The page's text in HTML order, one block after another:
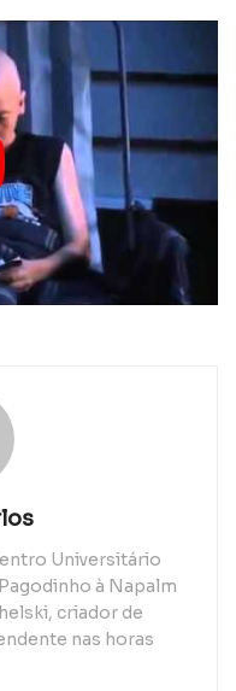
Universitário
à Napalm
criador de
nas horas